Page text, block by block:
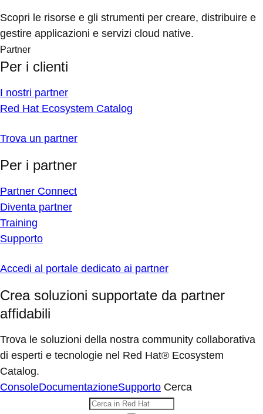
Scopri le risorse e gli strumenti per creare, distribuire e
gestire applicazioni e servizi cloud native.
Partner
Per i clienti
I nostri partner
Red Hat Ecosystem Catalog
Trova un partner
Per i partner
Partner Connect
Diventa partner
Training
Supporto
Accedi al portale dedicato ai partner
Crea soluzioni supportate da partner
affidabili
Trova le soluzioni della nostra community collaborativa
di esperti e tecnologie nel Red Hat® Ecosystem
Catalog.
ConsoleDocumentazioneSupporto Cerca